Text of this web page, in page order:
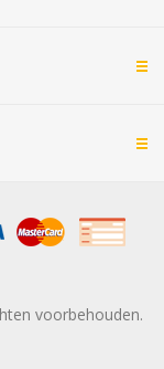
voorbehouden.